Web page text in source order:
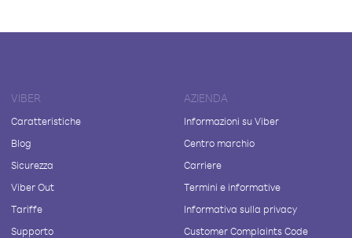
VIBER
Caratteristiche
Blog
Sicurezza
Viber Out
Tariffe
Supporto
AZIENDA
Informazioni su Viber
Centro marchio
Carriere
Termini e informative
Informativa sulla privacy
Customer Complaints Code